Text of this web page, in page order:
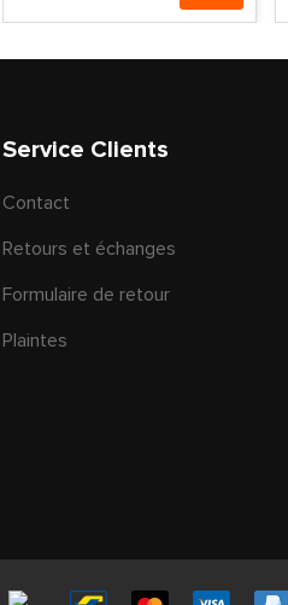
Service Clients
Contact
Retours et échanges
Formulaire de retour
Plaintes